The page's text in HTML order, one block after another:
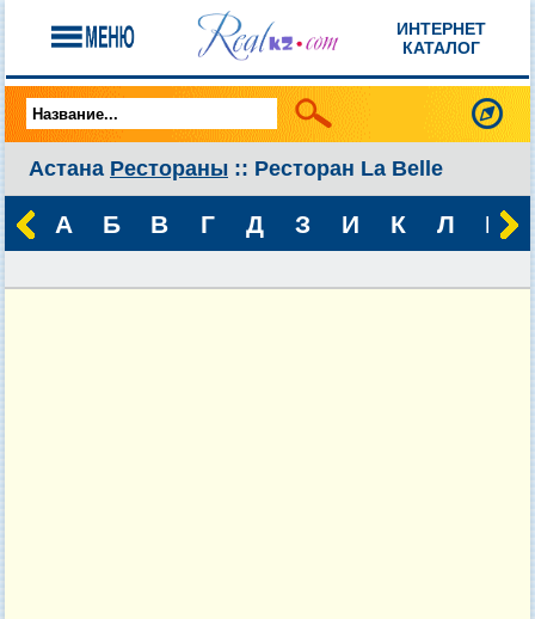
ИНТЕРНЕТ
КАТАЛОГ
Астана Рестораны :: Ресторан La Belle
А Б В Г Д З И К Л М